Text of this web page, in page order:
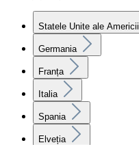
Statele Unite ale Americii
Germania
Franța
Italia
Spania
Elveția